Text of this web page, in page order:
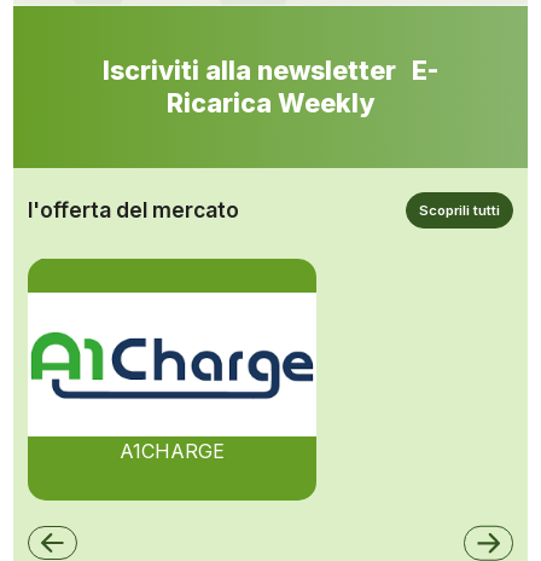
Iscriviti alla newsletter E-
Ricarica Weekly
l'offerta del mercato Scoprili tutti
A1CHARGE